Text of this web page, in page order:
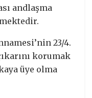
andlaşma
23/4.
korumak
üye olma